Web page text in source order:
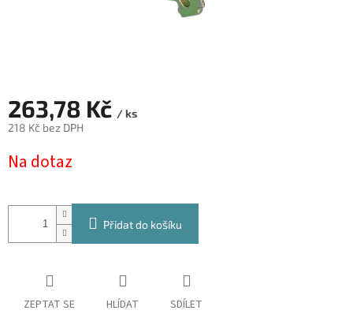
263,78 Kč / ks
218 Kč bez DPH
cena:
Na dotaz
Přidat do košíku
ZEPTAT SE HLÍDAT SDÍLET